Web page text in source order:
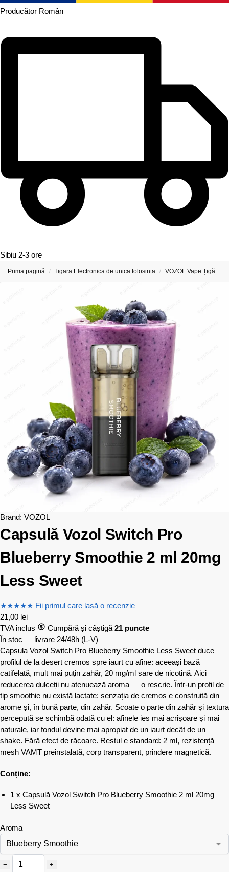
Producător Român
Sibiu 2-3 ore
Prima pagină / Tigara Electronica de unica folosinta / VOZOL Vape Țigări Electronice & Vape-uri
Brand: VOZOL
Capsulă Vozol Switch Pro
Blueberry Smoothie 2 ml 20mg
Less Sweet
★★★★★ Fii primul care lasă o recenzie
21,00 lei
TVA inclus
Cumpără și câștigă 21 puncte
În stoc — livrare 24/48h (L-V)
Capsula Vozol Switch Pro Blueberry Smoothie Less Sweet duce
profilul de la desert cremos spre iaurt cu afine: aceeași bază
catifelată, mult mai puțin zahăr, 20 mg/ml sare de nicotină. Aici
reducerea dulceții nu atenuează aroma — o rescrie. Într-un profil de
tip smoothie nu există lactate: senzația de cremos e construită din
arome și, în bună parte, din zahăr. Scoate o parte din zahăr și textura
percepută se schimbă odată cu el: afinele ies mai acrișoare și mai
naturale, iar fondul devine mai apropiat de un iaurt decât de un
shake. Fără efect de răcoare. Restul e standard: 2 ml, rezistență
mesh VAMT preinstalată, corp transparent, prindere magnetică.
Conține:
1 x Capsulă Vozol Switch Pro Blueberry Smoothie 2 ml 20mg
Less Sweet
Aroma
− +